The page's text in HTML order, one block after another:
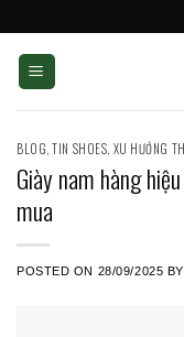
content
BLOG,TIN SHOES, XU HƯỚNG
Giày nam hàng
mua
POSTED ON 28/09/2025